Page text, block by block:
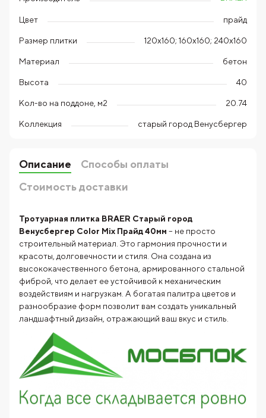
Цвет прайд
Размер плитки 120х160; 160х160; 240х160
Материал бетон
Высота 40
Кол-во на поддоне, м2 20.74
Коллекция старый город Венусбергер
Описание
Способы оплаты
Стоимость доставки
Тротуарная плитка BRAER Старый город
Венусбергер Color Mix Прайд 40мм – не просто
строительный материал. Это гармония прочности и
красоты, долговечности и стиля. Она создана из
высококачественного бетона, армированного стальной
фиброй, что делает ее устойчивой к механическим
воздействиям и нагрузкам. А богатая палитра цветов и
разнообразие форм позволит вам создать уникальный
ландшафтный дизайн, отражающий ваш вкус и стиль.